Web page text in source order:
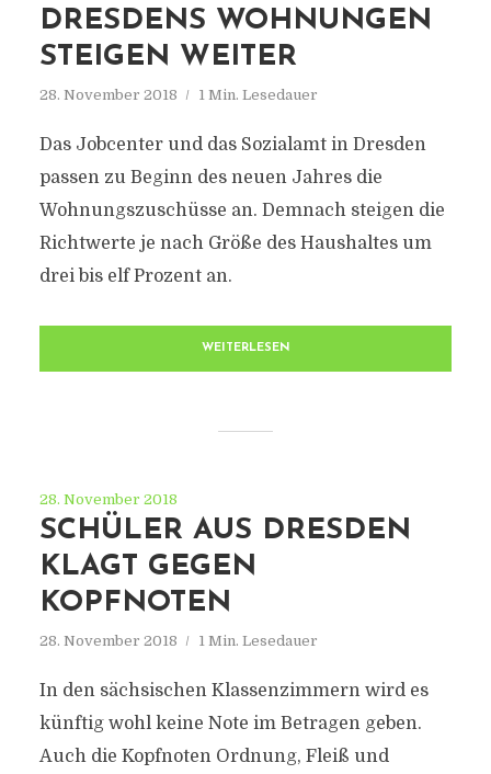
DRESDENS WOHNUNGEN
STEIGEN WEITER
28. November 2018 1 Min. Lesedauer
Das Jobcenter und das Sozialamt in Dresden
passen zu Beginn des neuen Jahres die
Wohnungszuschüsse an. Demnach steigen die
Richtwerte je nach Größe des Haushaltes um
drei bis elf Prozent an.
WEITERLESEN
28. November 2018
SCHÜLER AUS DRESDEN
KLAGT GEGEN
KOPFNOTEN
28. November 2018 1 Min. Lesedauer
In den sächsischen Klassenzimmern wird es
künftig wohl keine Note im Betragen geben.
Auch die Kopfnoten Ordnung, Fleiß und